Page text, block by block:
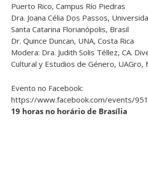
Puerto Rico, Campus Río Piedras
Dra. Joana Célia Dos Passos,
Santa Catarina Florianópolis, Brasil
Dr. Quince Duncan, UNA, Costa Rica
Modera: Dra. Judith Solis Téllez, CA.
Cultural y Estudios de Género, UAGro,
Evento no Facebook:
https://www.facebook.com/events/
19 horas no horário de Brasília